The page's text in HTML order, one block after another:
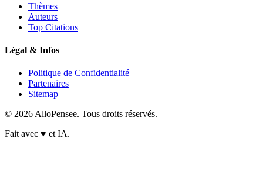
Thèmes
Auteurs
Top Citations
Légal & Infos
Politique de Confidentialité
Partenaires
Sitemap
© 2026 AlloPensee. Tous droits réservés.
Fait avec ♥ et IA.